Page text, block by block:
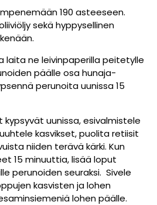
190 asteeseen.
sekä hyppysellinen
laita ne leivinpaperilla peitetylle
päälle osa hunaja-
perunoita uunissa 15
kypsyvät uunissa, esivalmistele
kasvikset, puolita retiisit
niiden terävä kärki. Kun
15 minuuttia, lisää loput
perunoiden seuraksi. Sivele
kasvisten ja lohen
lohen päälle.